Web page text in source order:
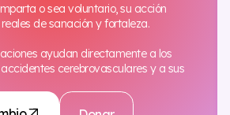
o sea voluntario, su acción
de sanación y fortaleza.
ayudan directamente a los
cerebrovasculares y a sus